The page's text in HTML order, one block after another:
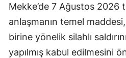
Mekke’de 7 Ağustos 2026
anlaşmanın temel
birine yönelik silahlı
yapılmış kabul edilmesini